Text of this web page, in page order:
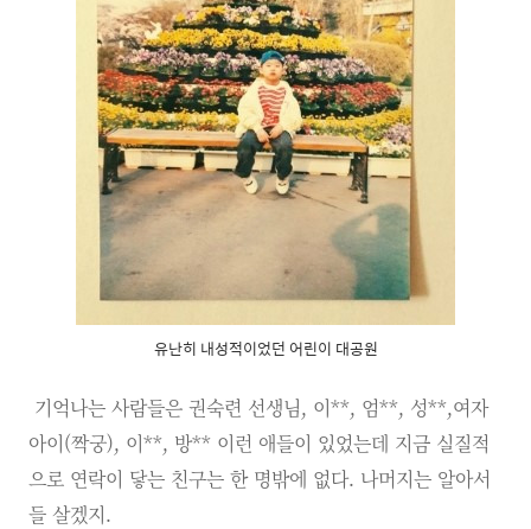
유난히 내성적이었던 어린이 대공원
기억나는 사람들은 권숙련 선생님, 이**, 엄**, 성**,여자
아이(짝궁), 이**, 방** 이런 애들이 있었는데 지금 실질적
으로 연락이 닿는 친구는 한 명밖에 없다. 나머지는 알아서
들 살겠지.